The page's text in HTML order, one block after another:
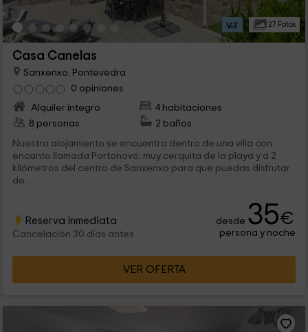
27 Fotos
Casa Canelas
Sanxenxo, Pontevedra
0 opiniones
Alquiler íntegro
4 habitaciones
8 personas
2 baños
Nuestro alojamiento se encuentra dentro de una villa con
encanto llamada Portonovo, muy cerquita de la playa y a 2
kilómetros del centro de Sanxenxo para que puedas disfrutar
de...
Reserva inmediata
Cancelación 30 días antes
desde 35€
persona y noche
VER OFERTA